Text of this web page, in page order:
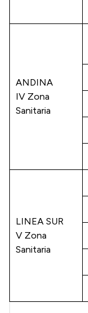
ANDINA
IV Zona
Sanitaria
LINEA SUR
V Zona
Sanitaria